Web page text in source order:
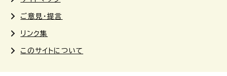
ご意見・提言
リンク集
このサイトについて